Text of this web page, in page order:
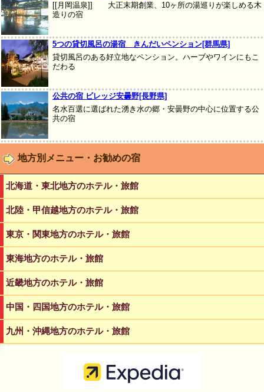
[[月岡温泉]] 大正末期創業、10ヶ所の湯巡りが楽しめる木
造りの宿
5つの貸切風呂の湯宿 きんだいペンション[群馬県]
貸切風呂のある好立地なペンション。ハーブやワインにもこ
だわる
公共の宿 ビレッジ安曇野[長野県]
名水百選に選ばれた湧き水の郷・安曇野の中心に位置する公
共の宿
地方別メニュー・お勧めの宿
北海道・東北地方のホテル・旅館
北陸・甲信越地方のホテル・旅館
東京・関東地方のホテル・旅館
東海地方のホテル・旅館
近畿地方のホテル・旅館
中国・四国地方のホテル・旅館
九州・沖縄地方のホテル・旅館